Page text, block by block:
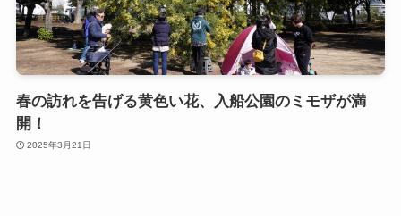
春の訪れを告げる黄色い花、入船公園のミモザが満
開！
2025年3月21日